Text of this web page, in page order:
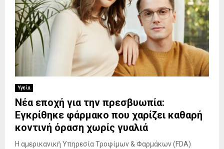
Υγεία
Νέα εποχή για την πρεσβυωπία:
Εγκρίθηκε φάρμακο που χαρίζει καθαρή
κοντινή όραση χωρίς γυαλιά
Η αμερικανική Υπηρεσία Τροφίμων & Φαρμάκων (FDA)